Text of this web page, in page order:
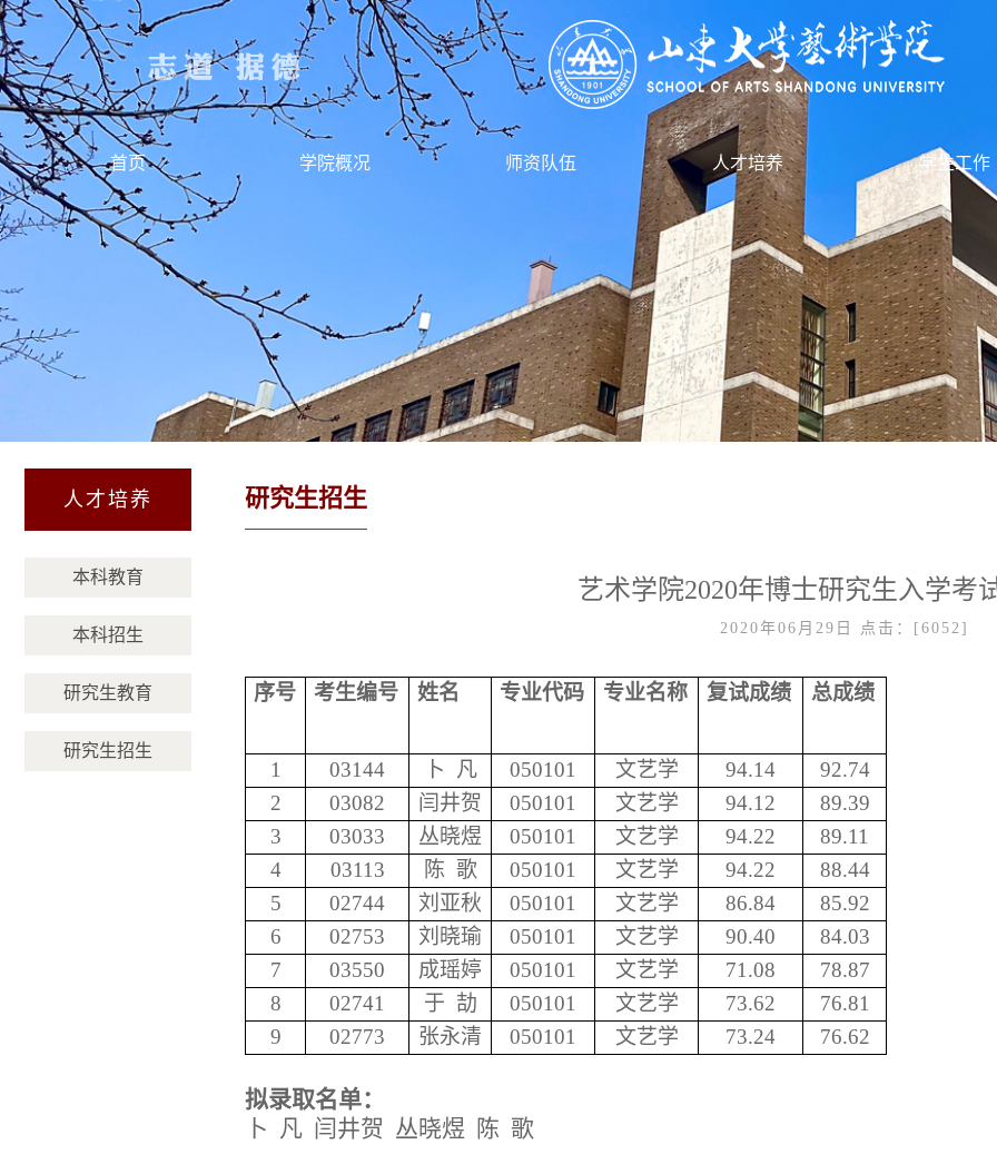
首页 学院概况 师资队伍 人才培养 学生工作
人才培养
本科教育
本科招生
研究生教育
研究生招生
研究生招生
艺术学院2020年博士研究生入学考
2020年06月29日 点击：[ 6052 ]
序号 考生编号 姓名 专业代码 专业名称 复试成绩 总成绩
1 03144 卜 凡 050101 文艺学 94.14
92.74
2
03082 闫井贺 050101 文艺学 94.12
89.39
3
03033 丛晓煜 050101 文艺学 94.22
89.11
4
03113 陈 歌 050101 文艺学 94.22
88.44
5
02744 刘亚秋 050101 文艺学 86.84
85.92
6
02753 刘晓瑜 050101 文艺学 90.40
84.03
7
03550 成瑶婷 050101 文艺学 71.08
78.87
8
02741 于 劼 050101 文艺学 73.62
76.81
9
02773 张永清 050101 文艺学 73.24 76.62
拟录取名单：
卜 凡 闫井贺 丛晓煜 陈 歌